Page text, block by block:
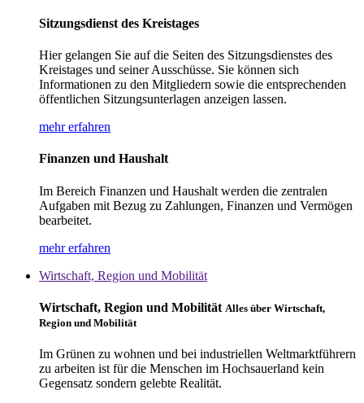
Sitzungsdienst des Kreistages
Hier gelangen Sie auf die Seiten des Sitzungsdienstes des
Kreistages und seiner Ausschüsse. Sie können sich
Informationen zu den Mitgliedern sowie die entsprechenden
öffentlichen Sitzungsunterlagen anzeigen lassen.
mehr erfahren
Finanzen und Haushalt
Im Bereich Finanzen und Haushalt werden die zentralen
Aufgaben mit Bezug zu Zahlungen, Finanzen und Vermögen
bearbeitet.
mehr erfahren
Wirtschaft, Region und Mobilität
Wirtschaft, Region und Mobilität Alles über Wirtschaft,
Region und Mobilität
Im Grünen zu wohnen und bei industriellen Weltmarktführern
zu arbeiten ist für die Menschen im Hochsauerland kein
Gegensatz sondern gelebte Realität.